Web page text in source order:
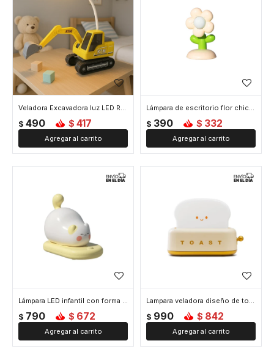
Veladora Excavadora luz LED Recargable - Amarillo
$ 490 $ 417
Lámpara de escritorio flor chica - Amarillo
$ 390 $ 332
Lámpara LED infantil con forma de gatito de silicona - Amarillo
$ 790 $ 672
Lampara veladora diseño de tostadora - Amarillo
$ 990 $ 842